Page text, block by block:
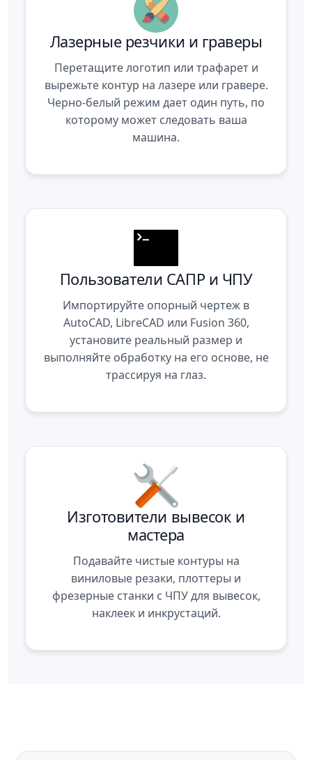
Лазерные резчики и граверы
Перетащите логотип или трафарет и
вырежьте контур на лазере или гравере.
Черно-белый режим дает один путь, по
которому может следовать ваша
машина.
Пользователи САПР и ЧПУ
Импортируйте опорный чертеж в
AutoCAD, LibreCAD или Fusion 360,
установите реальный размер и
выполняйте обработку на его основе, не
трассируя на глаз.
Изготовители вывесок и
мастера
Подавайте чистые контуры на
виниловые резаки, плоттеры и
фрезерные станки с ЧПУ для вывесок,
наклеек и инкрустаций.